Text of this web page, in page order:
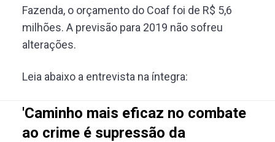
Fazenda, o orçamento do Coaf foi de R$ 5,6
milhões. A previsão para 2019 não sofreu
alterações.
Leia abaixo a entrevista na íntegra:
'Caminho mais eficaz no combate
ao crime é supressão da